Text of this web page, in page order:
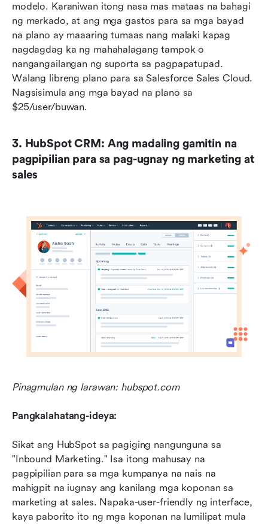
modelo. Karaniwan itong nasa mas mataas na bahagi
ng merkado, at ang mga gastos para sa mga bayad
na plano ay maaaring tumaas nang malaki kapag
nagdagdag ka ng mahahalagang tampok o
nangangailangan ng suporta sa pagpapatupad.
Walang libreng plano para sa Salesforce Sales Cloud.
Nagsisimula ang mga bayad na plano sa
$25/user/buwan.
3. HubSpot CRM: Ang madaling gamitin na
pagpipilian para sa pag-ugnay ng marketing at
sales
Pinagmulan ng larawan: hubspot.com
Pangkalahatang-ideya:
Sikat ang HubSpot sa pagiging nangunguna sa
"Inbound Marketing." Isa itong mahusay na
pagpipilian para sa mga kumpanya na nais na
mahigpit na iugnay ang kanilang mga koponan sa
marketing at sales. Napaka-user-friendly ng interface,
kaya paborito ito ng mga koponan na lumilipat mula